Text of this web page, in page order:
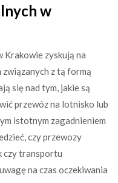
w
Krakowie zyskują na
z tą formą
się nad tym, jakie są
przewóz na lotnisko lub
istotnym zagadnieniem
czy przewozy
czy transportu
na czas oczekiwania